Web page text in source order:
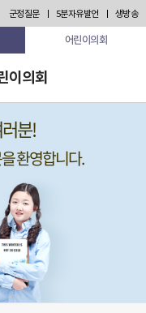
어린이의회
군정질문 5분자유발언 생방송
이의회
분!
환영합니다.